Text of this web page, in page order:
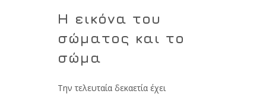
Η εικόνα του
σώματος και το
σώμα
Την τελευταία δεκαετία έχει